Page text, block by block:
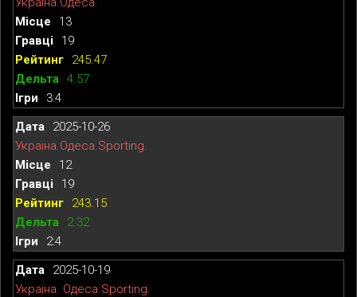
13
19
245.47
4.57
3:4
2025-10-26
Україна.Одеса.Sporting.
12
19
243.15
2.32
2:4
2025-10-19
Україна. Одеса.Sporting.